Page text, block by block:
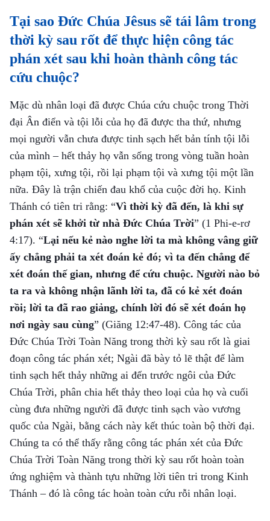
Tại sao Đức Chúa Jêsus sẽ tái lâm trong
thời kỳ sau rốt để thực hiện công tác
phán xét sau khi hoàn thành công tác
cứu chuộc?
Mặc dù nhân loại đã được Chúa cứu chuộc trong Thời
đại Ân điển và tội lỗi của họ đã được tha thứ, nhưng
mọi người vẫn chưa được tinh sạch hết bản tính tội lỗi
của mình – hết thảy họ vẫn sống trong vòng tuần hoàn
phạm tội, xưng tội, rồi lại phạm tội và xưng tội một lần
nữa. Đây là trận chiến đau khổ của cuộc đời họ. Kinh
Thánh có tiên tri rằng: “Vì thời kỳ đã đến, là khi sự
phán xét sẽ khởi từ nhà Ðức Chúa Trời” (1 Phi-e-rơ
4:17). “Lại nếu kẻ nào nghe lời ta mà không vâng giữ
ấy chẳng phải ta xét đoán kẻ đó; vì ta đến chẳng để
xét đoán thế gian, nhưng để cứu chuộc. Người nào bỏ
ta ra và không nhận lãnh lời ta, đã có kẻ xét đoán
rồi; lời ta đã rao giảng, chính lời đó sẽ xét đoán họ
nơi ngày sau cùng” (Giăng 12:47-48). Công tác của
Đức Chúa Trời Toàn Năng trong thời kỳ sau rốt là giai
đoạn công tác phán xét; Ngài đã bày tỏ lẽ thật để làm
tinh sạch hết thảy những ai đến trước ngôi của Đức
Chúa Trời, phân chia hết thảy theo loại của họ và cuối
cùng đưa những người đã được tinh sạch vào vương
quốc của Ngài, bằng cách này kết thúc toàn bộ thời đại.
Chúng ta có thể thấy rằng công tác phán xét của Đức
Chúa Trời Toàn Năng trong thời kỳ sau rốt hoàn toàn
ứng nghiệm và thành tựu những lời tiên tri trong Kinh
Thánh – đó là công tác hoàn toàn cứu rỗi nhân loại.